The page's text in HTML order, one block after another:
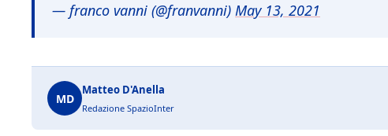
— franco vanni (@franvanni) May 13, 2021
MD
Matteo D'Anella
Redazione SpazioInter